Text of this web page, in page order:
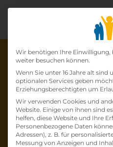
Die Lehrstelle
besetzt!
Die LehrstelleLehre
Wir benötigen Ihre Einwilligung,
weiter besuchen können.
Wenn Sie unter 16 Jahre alt sind
optionalen Services geben
Erziehungsberechtigten um
Wir verwenden Cookies und
Website. Einige von ihnen sind
helfen, diese Website und Ihre
Personenbezogene Daten
Adressen), z. B. für
Messung von Anzeigen und